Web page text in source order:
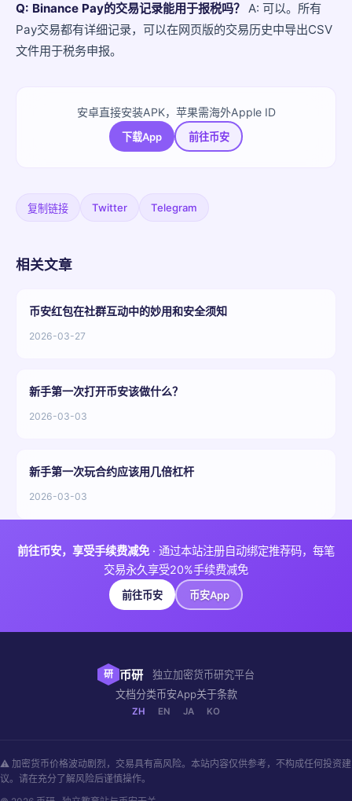
Q: Binance Pay的交易记录能用于报税吗？ A: 可以。所有
Pay交易都有详细记录，可以在网页版的交易历史中导出CSV
文件用于税务申报。
安卓直接安装APK，苹果需海外Apple ID
下载App 前往币安
复制链接 Twitter Telegram
相关文章
币安红包在社群互动中的妙用和安全须知
2026-03-27
新手第一次打开币安该做什么？
2026-03-03
新手第一次玩合约应该用几倍杠杆
2026-03-03
前往币安，享受手续费减免· 通过本站注册自动绑定推荐码，每笔
交易永久享受20%手续费减免
前往币安 币安App
研 币研
独立加密货币研究平台
文档分类币安App关于条款
ZH EN JA KO
⚠ 加密货币价格波动剧烈，交易具有高风险。本站内容仅供参考，不构成任何投资建
议。请在充分了解风险后谨慎操作。